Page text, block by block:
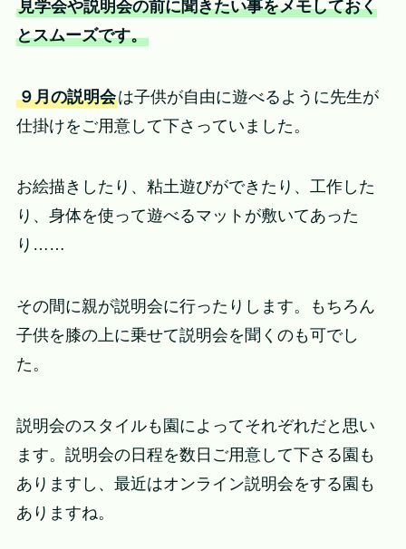
見学会や説明会の前に聞きたい事をメモしておく
とスムーズです。
９月の説明会は子供が自由に遊べるように先生が
仕掛けをご用意して下さっていました。
お絵描きしたり、粘土遊びができたり、工作した
り、身体を使って遊べるマットが敷いてあった
り……
その間に親が説明会に行ったりします。もちろん
子供を膝の上に乗せて説明会を聞くのも可でし
た。
説明会のスタイルも園によってそれぞれだと思い
ます。説明会の日程を数日ご用意して下さる園も
ありますし、最近はオンライン説明会をする園も
ありますね。